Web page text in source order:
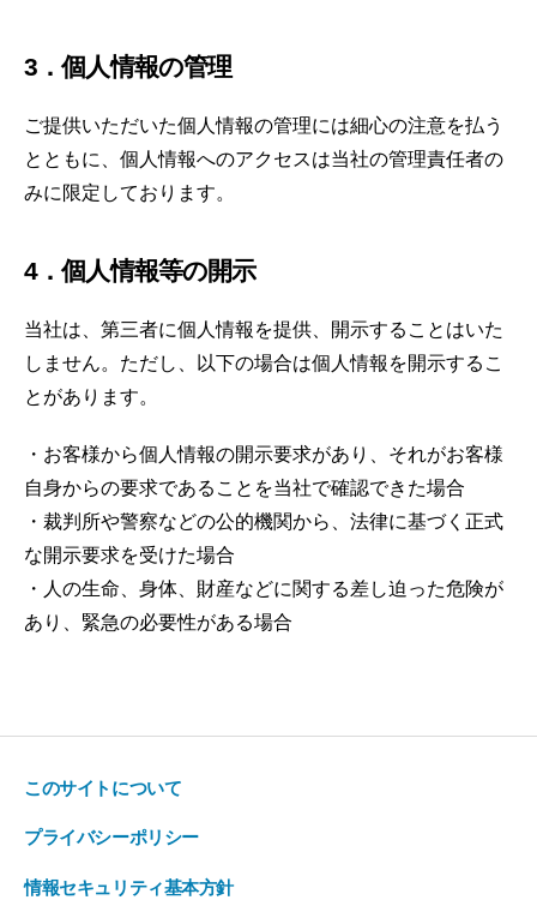
3．個人情報の管理
ご提供いただいた個人情報の管理には細心の注意を払う
とともに、個人情報へのアクセスは当社の管理責任者の
みに限定しております。
4．個人情報等の開示
当社は、第三者に個人情報を提供、開示することはいた
しません。ただし、以下の場合は個人情報を開示するこ
とがあります。
・お客様から個人情報の開示要求があり、それがお客様
自身からの要求であることを当社で確認できた場合
・裁判所や警察などの公的機関から、法律に基づく正式
な開示要求を受けた場合
・人の生命、身体、財産などに関する差し迫った危険が
あり、緊急の必要性がある場合
このサイトについて
プライバシーポリシー
情報セキュリティ基本方針